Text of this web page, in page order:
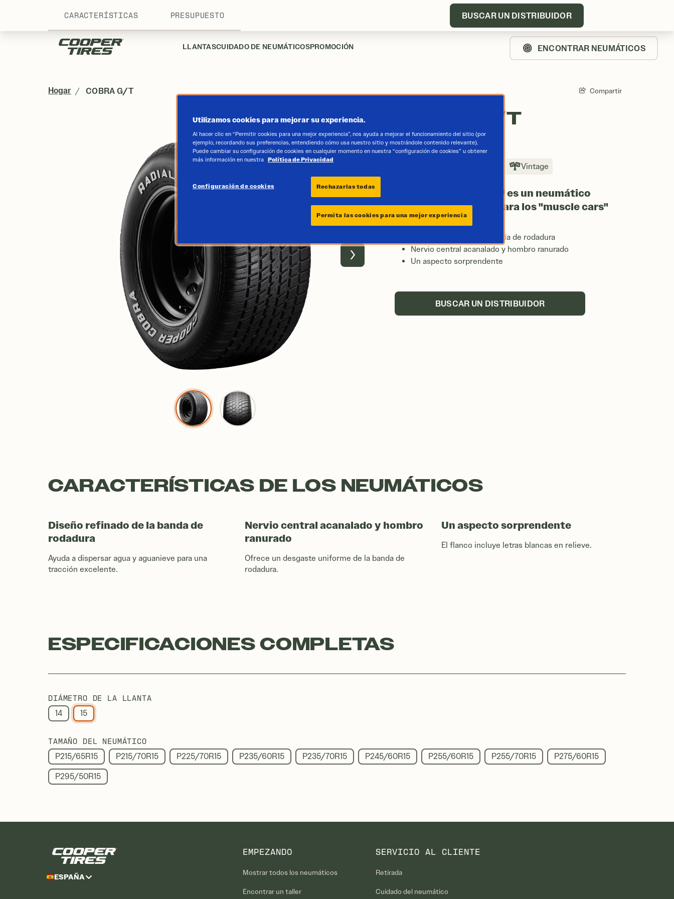
BUSCAR UN DISTRIBUIDOR CONTÁCTENOS
LLANTASCUIDADO DE NEUMÁTICOSPROMOCIÓN ENCONTRAR NEUMÁTICOS
Hogar COBRA G/T Compartir
COBRA G/T
Next
Vintage
El Cobra Radial G/T™ es un neumático
característico ideal para los "muscle cars"
americanos.
Diseño refinado de la banda de rodadura
Nervio central acanalado y hombro ranurado
Un aspecto sorprendente
BUSCAR UN DISTRIBUIDOR
CARACTERÍSTICAS PRESUPUESTO BUSCAR UN DISTRIBUIDOR
CARACTERÍSTICAS DE LOS NEUMÁTICOS
Diseño refinado de la banda de
rodadura
Ayuda a dispersar agua y aguanieve para una
tracción excelente.
Nervio central acanalado y hombro
ranurado
Ofrece un desgaste uniforme de la banda de
rodadura.
Un aspecto sorprendente
El flanco incluye letras blancas en relieve.
ESPECIFICACIONES COMPLETAS
DIÁMETRO DE LA LLANTA
14 15
TAMAÑO DEL NEUMÁTICO
P215/65R15 P215/70R15 P225/70R15 P235/60R15 P235/70R15 P245/60R15 P255/60R15 P255/70R15 P275/60R15
P295/50R15
ESPAÑA
EMPEZANDO
Mostrar todos los neumáticos
Encontrar un taller
SERVICIO AL CLIENTE
Retirada
Cuidado del neumático
Utilizamos cookies para mejorar su experiencia.
Al hacer clic en “Permitir cookies para una mejor experiencia”, nos ayuda a mejorar el funcionamiento del sitio (por
ejemplo, recordando sus preferencias, entendiendo cómo usa nuestro sitio y mostrándole contenido relevante).
Puede cambiar su configuración de cookies en cualquier momento en nuestra “configuración de cookies” u obtener
más información en nuestra Política de Privacidad
Configuración de cookies Rechazarlas todas
Permita las cookies para una mejor experiencia